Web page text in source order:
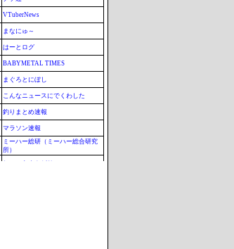
VTuberNews
まなにゅ～
はーとログ
BABYMETAL TIMES
まぐろとにぼし
こんなニュースにでくわした
釣りまとめ速報
マラソン速報
ミーハー総研（ミーハー総合研究
所）
ねこのあまやどり